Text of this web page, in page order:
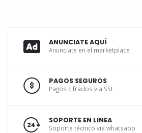
ANUNCIATE AQUÍ
Anunciate en el marketplace
PAGOS SEGUROS
Pagos cifrados via SSL
SOPORTE EN LINEA
Soporte técnico via whatsapp